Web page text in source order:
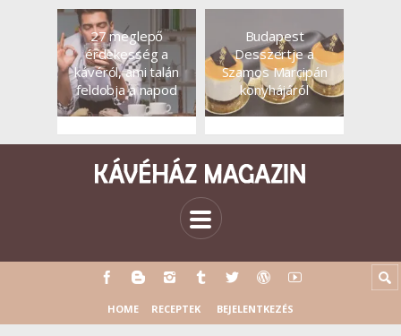
27 meglepő
érdekesség a
kávéról, ami talán
feldobja a napod
Budapest
Desszertje a
Szamos Marcipán
konyhájáról
HOME RECEPTEK BEJELENTKEZÉS